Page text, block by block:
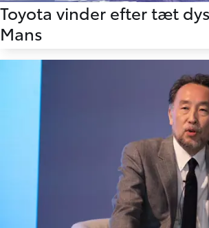
Toyota vinder efter tæt
Mans